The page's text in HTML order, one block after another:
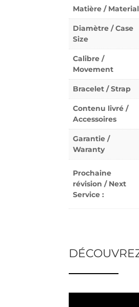
Matière / Material
Diamètre / Case
Size
Calibre /
Movement
Bracelet / Strap
Contenu livré /
Accessoires
Garantie /
Waranty
Prochaine
révision / Next
Service :